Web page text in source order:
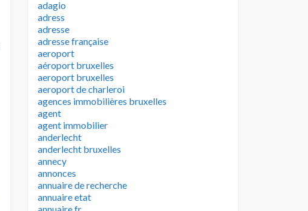
adagio
adress
adresse
adresse française
aeroport
aéroport bruxelles
aeroport bruxelles
aeroport de charleroi
agences immobilières bruxelles
agent
agent immobilier
anderlecht
anderlecht bruxelles
annecy
annonces
annuaire de recherche
annuaire etat